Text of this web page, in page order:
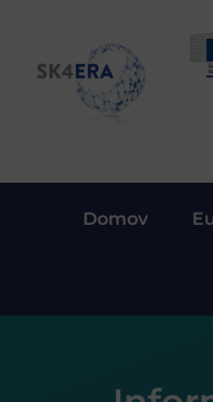
Domov